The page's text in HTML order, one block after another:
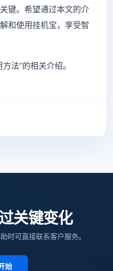
键。希望通过本文的介
和使用挂机宝，享受智
法”的相关介绍。
关键变化
时可直接联系客户服务。
始